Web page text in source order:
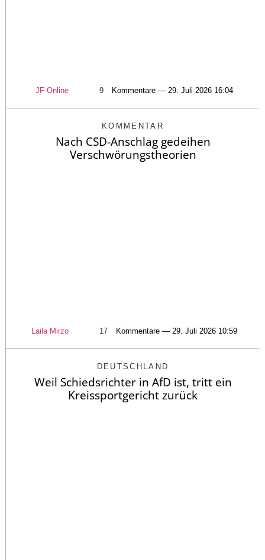
JF-Online 9 Kommentare — 29. Juli 2026 16:04
KOMMENTAR
Nach CSD-Anschlag gedeihen
Verschwörungstheorien
Laila Mirzo 17 Kommentare — 29. Juli 2026 10:59
DEUTSCHLAND
Weil Schiedsrichter in AfD ist, tritt ein
Kreissportgericht zurück